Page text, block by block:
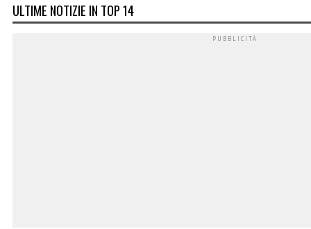
ULTIME NOTIZIE IN TOP 14